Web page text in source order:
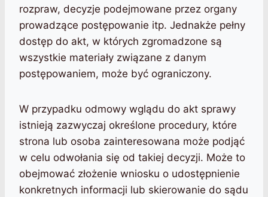
rozpraw, decyzje podejmowane przez organy
prowadzące postępowanie itp. Jednakże pełny
dostęp do akt, w których zgromadzone są
wszystkie materiały związane z danym
postępowaniem, może być ograniczony.
W przypadku odmowy wglądu do akt sprawy
istnieją zazwyczaj określone procedury, które
strona lub osoba zainteresowana może podjąć
w celu odwołania się od takiej decyzji. Może to
obejmować złożenie wniosku o udostępnienie
konkretnych informacji lub skierowanie do sądu